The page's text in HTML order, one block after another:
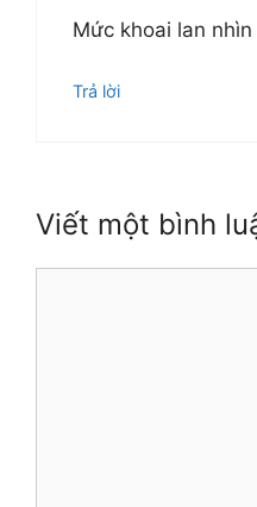
Mức khoai lan
Trả lời
Viết một bình